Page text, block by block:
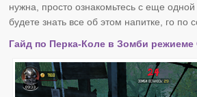
нужна, просто ознакомьтесь с еще
будете знать все об этом напитке, го по
Гайд по Перка-Коле в Зомби